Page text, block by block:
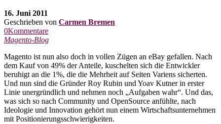
16. Juni 2011
Geschrieben von Carmen Bremen
0Kommentare
Magento-Blog
Magento ist nun also doch in vollen Zügen an eBay gefallen. Nach
dem Kauf von 49% der Anteile, kuschelten sich die Entwickler
beruhigt an die 1%, die die Mehrheit auf Seiten Variens sicherten.
Und nun sind die Gründer Roy Rubin und Yoav Kutner in erster
Linie unergründlich und nehmen noch „Aufgaben wahr“. Und das,
was sich so nach Community und OpenSource anfühlte, nach
Ideologie und Innovation gehört nun einem Wirtschaftsunternehmen
mit Positionierungsschwierigkeiten.